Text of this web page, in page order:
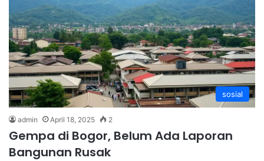
sosial
admin April 18, 2025 2
Gempa di Bogor, Belum Ada Laporan
Bangunan Rusak